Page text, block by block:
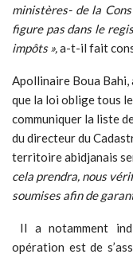
ministères- de la
figure pas dans le
impôts »,a-t-il fait
Apollinaire Boua
que la loi oblige tous
communiquer la liste
du directeur du
territoire abidjanais
cela prendra, nous
soumises afin de
Il a notamment
opération est de